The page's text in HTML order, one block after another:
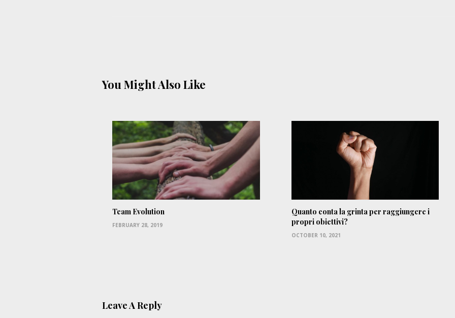
You Might Also Like
Team Evolution
FEBRUARY 28, 2019
Quanto conta la grinta per raggiungere i
propri obiettivi?
OCTOBER 10, 2021
Leave A Reply